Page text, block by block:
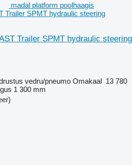
madal platform poolhaagis
Trailer SPMT hydraulic steering
Trailer SPMT hydraulic steering
vedru/pneumo Omakaal 13 780
1 300 mm